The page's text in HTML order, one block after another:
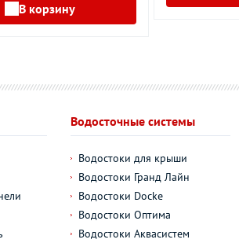
В корзину
Водосточные системы
Водостоки для крыши
Водостоки Гранд Лайн
Водостоки Docke
Водостоки Оптима
Водостоки Аквасистем